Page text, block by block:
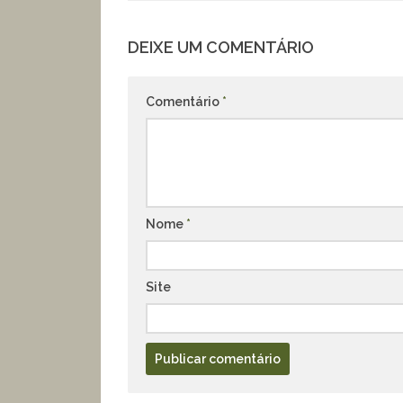
DEIXE UM COMENTÁRIO
Comentário *
Nome *
Site